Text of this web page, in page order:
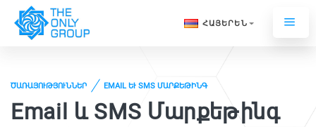
ՀԱՅԵՐԵՆ
ԾԱՌԱՅՈՒԹՅՈՒՆՆԵՐ EMAIL ԵՒ SMS ՄԱՐՔԵԹԻՆԳ
Email և SMS Մարքեթինգ